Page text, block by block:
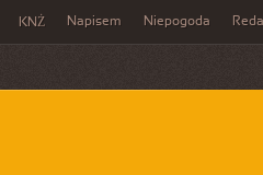
KNŻ Napisem Niepogoda